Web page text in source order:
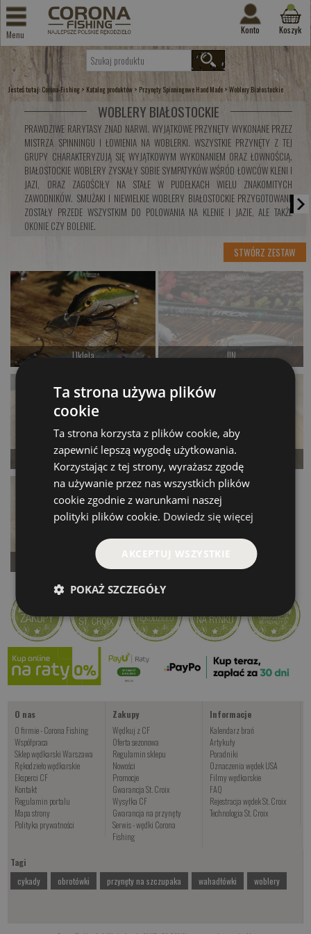
Menu Konto Koszyk
Jesteś tutaj: Corona-Fishing > Katalog produktów > Przynęty Spinningowe Hand Made >Woblery Białostockie
WOBLERY BIAŁOSTOCKIE
PRAWDZIWE RARYTASY ZNAD NARWI. WYJĄTKOWE PRZYNĘTY WYKONANE PRZEZ
MISTRZA SPINNINGU I ŁOWIENIA NA WOBLERKI. WSZYSTKIE PRZYNĘTY Z TEJ
GRUPY CHARAKTERYZUJĄ SIĘ WYJĄTKOWYM WYKONANIEM ORAZ ŁOWNOŚCIĄ.
BIAŁOSTOCKIE WOBLERY ZYSKAŁY SOBIE SYMPATYKÓW WŚRÓD ŁOWCÓW KLENI I
JAZI, ORAZ ZAGOŚCIŁY NA STAŁE W PUDEŁKACH WIELU ZNAKOMITYCH
ZAWODNIKÓW. SMUŻAKI I NIEWIELKIE WOBLERY BIAŁOSTOCKIE PRZYGOTOWANE
ZOSTAŁY PRZEDE WSZYSTKIM DO POLOWANIA NA KLENIEI JAZIE, ALE TAKŻE
OKONIE CZY BOLENIE.
STWÓRZ ZESTAW
Ukleja
Kup teraz >
JIN
Dots
Czekamy na dostawę
Kup teraz >
Żuk
Czekamy na dostawę
Kup teraz >
Mrówka
O nas
O firmie - Corona Fishing
Współpraca
Sklep wędkarski Warszawa
Rękodzieło wędkarskie
Eksperci CF
Kontakt
Regulamin portalu
Mapa strony
Polityka prywatności
Zakupy
Wędkuj z CF
Oferta sezonowa
Regulamin sklepu
Nowości
Promocje
Gwarancja St. Croix
Wysyłka CF
Gwarancja na przynęty
Serwis - wędki Corona
Fishing
Informacje
Kalendarz brań
Artykuły
Poradniki
Oznaczenia wędek USA
Filmy wędkarskie
FAQ
Rejestracja wędek St. Croix
Technologia St. Croix
Tagi
cykady
obrotówki przynęty na szczupaka wahadłówki woblery
Ta strona używa plików
cookie
Ta strona korzysta z plików cookie, aby
zapewnić lepszą wygodę użytkowania.
Korzystając z tej strony, wyrażasz zgodę
na używanie przez nas wszystkich plików
cookie zgodnie z warunkami naszej
polityki plików cookie. Dowiedz się więcej
AKCEPTUJ WSZYSTKIE
POKAŻ SZCZEGÓŁY